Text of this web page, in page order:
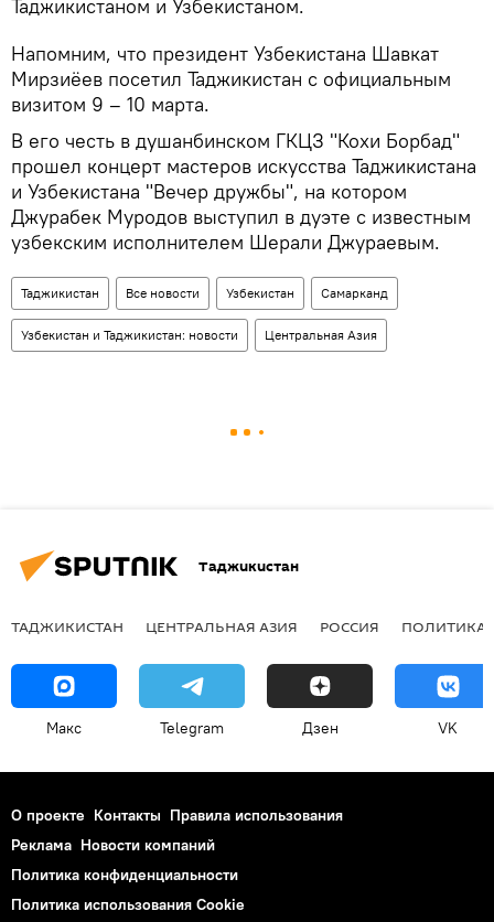
Таджикистаном и Узбекистаном.
Напомним, что президент Узбекистана Шавкат
Мирзиёев посетил Таджикистан с официальным
визитом 9 – 10 марта.
В его честь в душанбинском ГКЦЗ "Кохи Борбад"
прошел концерт мастеров искусства Таджикистана
и Узбекистана "Вечер дружбы", на котором
Джурабек Муродов выступил в дуэте с известным
узбекским исполнителем Шерали Джураевым.
Таджикистан Все новости Узбекистан Самарканд
Узбекистан и Таджикистан: новости Центральная Азия
Таджикистан
ТАДЖИКИСТАН ЦЕНТРАЛЬНАЯ АЗИЯ РОССИЯ ПОЛИТИКА
Макс Telegram Дзен VK
О проекте Контакты Правила использования
Реклама Новости компаний
Политика конфиденциальности
Политика использования Cookie